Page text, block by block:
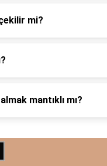
mi?
mantıklı mı?